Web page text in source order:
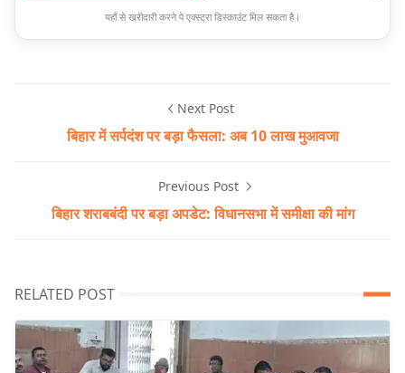
यहाँ से खरीदारी करने पे एक्स्ट्रा डिस्काउंट मिल सकता है।
Next Post
बिहार में सर्पदंश पर बड़ा फैसला: अब 10 लाख मुआवजा
Previous Post
बिहार शराबबंदी पर बड़ा अपडेट: विधानसभा में समीक्षा की मांग
RELATED POST